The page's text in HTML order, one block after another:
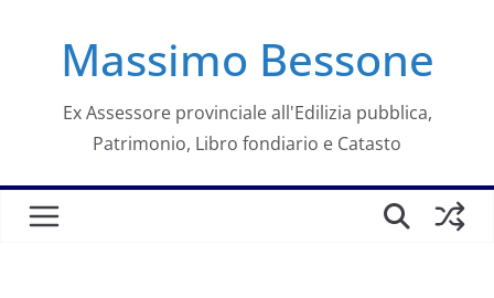
contenutoMassimo Bessone
Ex Assessore provinciale all'Edilizia pubblica,
Patrimonio, Libro fondiario e Catasto